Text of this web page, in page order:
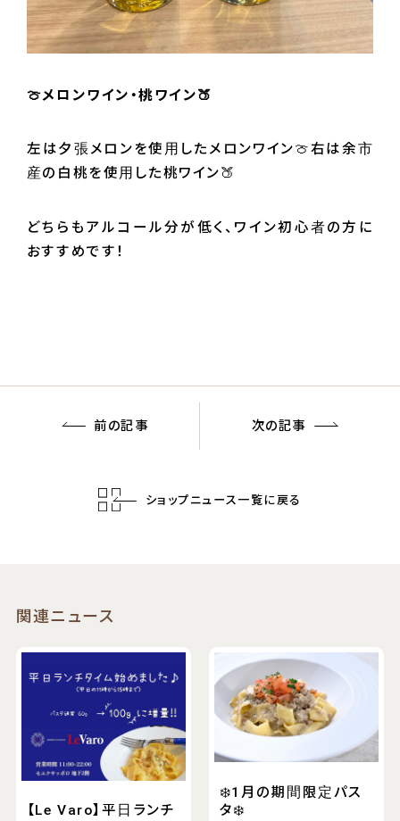
🍈メロンワイン・桃ワイン🍑
左は夕張メロンを使用したメロンワイン🍈右は余市
産の白桃を使用した桃ワイン🍑
どちらもアルコール分が低く、ワイン初心者の方に
おすすめです！
前の記事
ショップニュース一覧に戻る
次の記事
関連ニュース
【Le Varo】平日ランチ
❄️1月の期間限定パス
タ❄️